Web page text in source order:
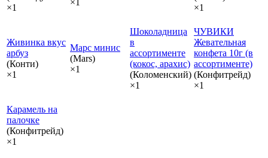
×1
×1
Живинка вкус
арбуз
(Конти)
×1
Марс минис
(Mars)
×1
Шоколадница
в
ассортименте
(кокос, арахис)
(Коломенский)
×1
ЧУВИКИ
Жевательная
конфета 10г (в
ассортименте)
(Конфитрейд)
×1
Карамель на
палочке
(Конфитрейд)
×1